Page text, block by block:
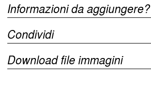
Informazioni da aggiungere?
Condividi
Download file immagini